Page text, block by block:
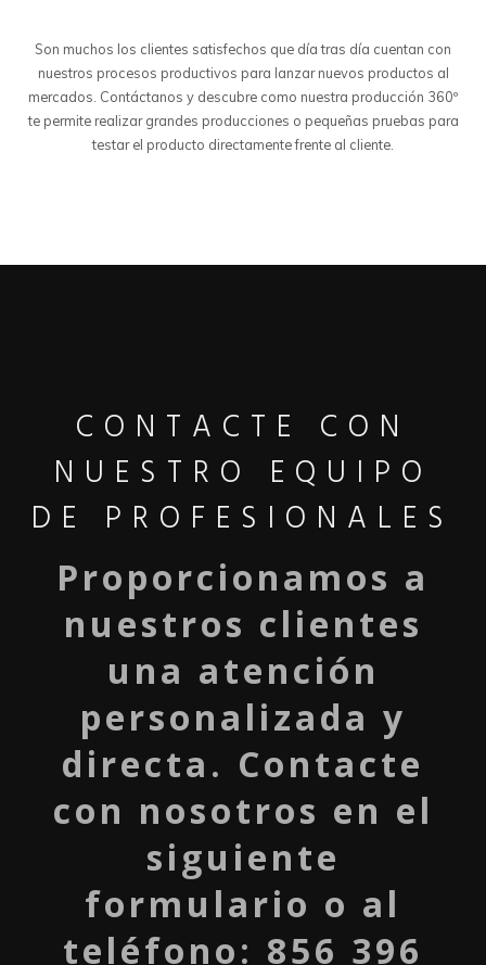
Son muchos los clientes satisfechos que día tras día cuentan con
nuestros procesos productivos para lanzar nuevos productos al
mercados. Contáctanos y descubre como nuestra producción 360º
te permite realizar grandes producciones o pequeñas pruebas para
testar el producto directamente frente al cliente.
CONTACTE CON
NUESTRO EQUIPO
DE PROFESIONALES
Proporcionamos a
nuestros clientes
una atención
personalizada y
directa. Contacte
con nosotros en el
siguiente
formulario o al
teléfono: 856 396